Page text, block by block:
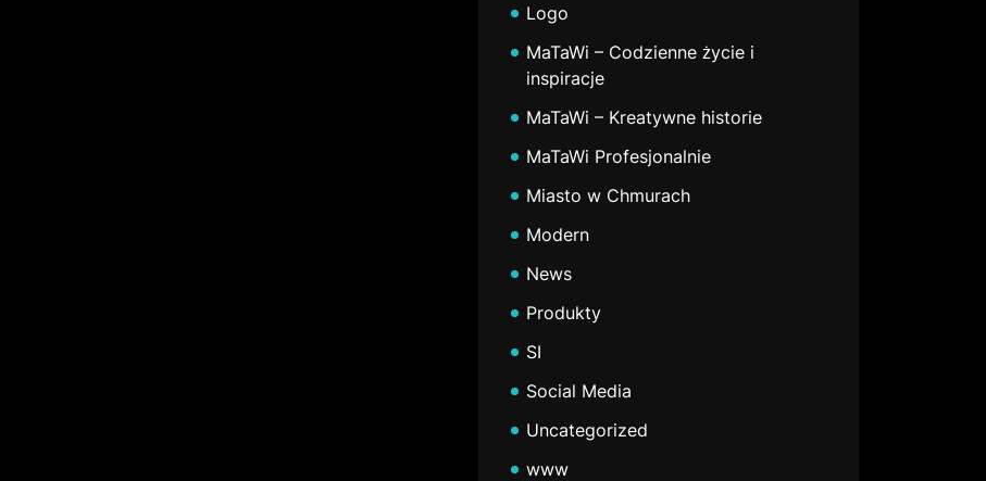
Logo
MaTaWi – Codzienne życie i
inspiracje
MaTaWi – Kreatywne historie
MaTaWi Profesjonalnie
Miasto w Chmurach
Modern
News
Produkty
SI
Social Media
Uncategorized
www